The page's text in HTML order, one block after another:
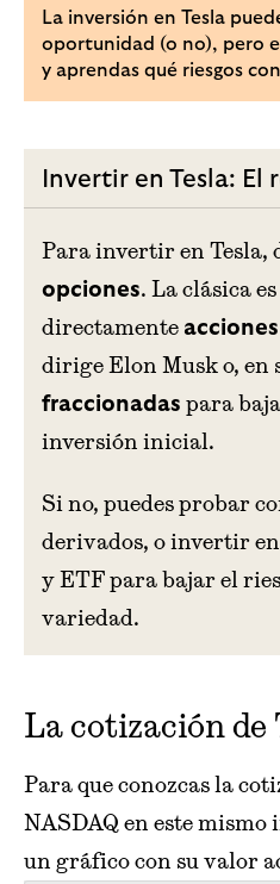
La inversión en Tesla
oportunidad (o no), pero
y aprendas qué riesgos
Invertir en Tesla: El
Para invertir en Tesla,
opciones. La clásica
directamente acciones
dirige Elon Musk o, en
fraccionadas para
inversión inicial.
Si no, puedes probar
derivados, o invertir
y ETF para bajar el
variedad.
La cotización de
Para que conozcas la
NASDAQ en este mismo
un gráfico con su valor